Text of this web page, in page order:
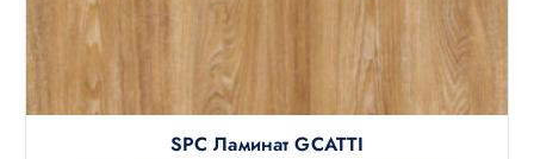
SPC Ламинат GCATTI